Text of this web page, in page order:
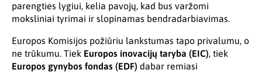
parengties lygiui, kelia pavojų, kad bus varžomi
moksliniai tyrimai ir slopinamas bendradarbiavimas.
Europos Komisijos požiūriu lankstumas tapo privalumu, o
ne trūkumu. Tiek Europos inovacijų taryba (EIC), tiek
Europos gynybos fondas (EDF) dabar remiasi